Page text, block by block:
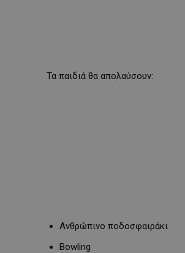
Τα παιδιά θα απολαύσουν:
Ανθρώπινο ποδοσφαιράκι
Bowling